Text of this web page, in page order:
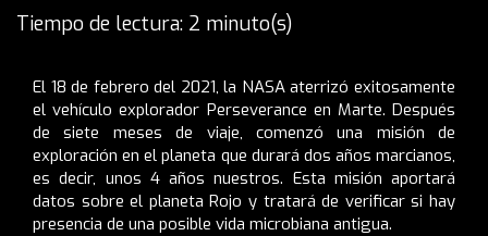
Tiempo de lectura: 2 minuto(s)
El 18 de febrero del 2021, la NASA aterrizó exitosamente
el vehículo explorador Perseverance en Marte. Después
de siete meses de viaje, comenzó una misión de
exploración en el planeta que durará dos años marcianos,
es decir, unos 4 años nuestros. Esta misión aportará
datos sobre el planeta Rojo y tratará de verificar si hay
presencia de una posible vida microbiana antigua.